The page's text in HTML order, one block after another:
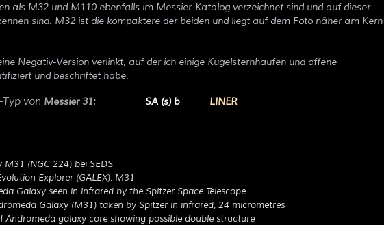
als M32 und M110 ebenfalls im Messier-Katalog verzeichnet sind und auf dieser
sind. M32 ist die kompaktere der beiden und liegt auf dem Foto näher am Kern
Negativ-Version verlinkt, auf der ich einige Kugelsternhaufen und offene
und beschriftet habe.
von Messier 31: SA (s) b LINER
M31 (NGC 224) bei SEDS
Explorer (GALEX): M31
Galaxy seen in infrared by the Spitzer Space Telescope
Galaxy (M31) taken by Spitzer in infrared, 24 micrometres
Andromeda galaxy core showing possible double structure